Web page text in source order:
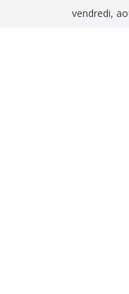
vendredi,